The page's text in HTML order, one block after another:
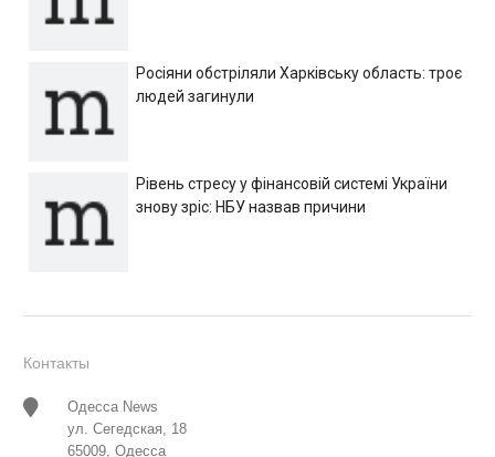
Росіяни обстріляли Харківську область: троє
людей загинули
Рівень стресу у фінансовій системі України
знову зріс: НБУ назвав причини
Контакты
Одесса News
ул. Сегедская, 18
65009, Одесса